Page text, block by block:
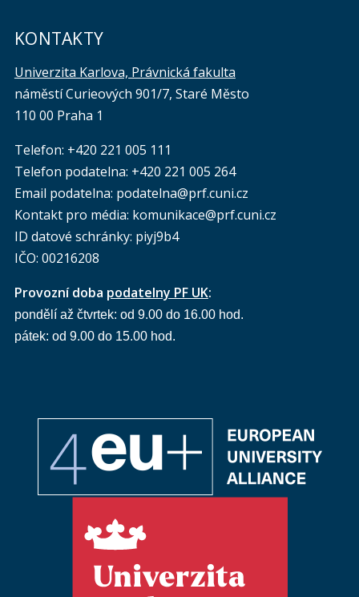
KONTAKTY
Univerzita Karlova, Právnická fakulta
náměstí Curieových 901/7, Staré Město
110 00 Praha 1
Telefon: +420 221 005 111
Telefon podatelna: +420 221 005 264
Email podatelna: podatelna@prf.cuni.cz
Kontakt pro média: komunikace@prf.cuni.cz
ID datové schránky: piyj9b4
IČO: 00216208
Provozní doba podatelny PF UK:
pondělí až čtvrtek: od 9.00 do 16.00 hod.
pátek: od 9.00 do 15.00 hod.